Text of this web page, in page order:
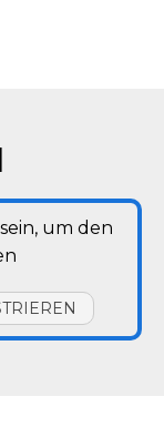
um den